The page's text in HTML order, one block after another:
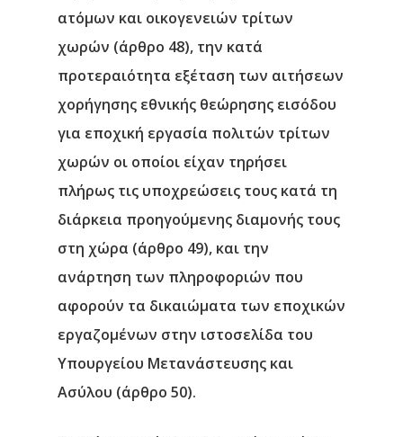
ατόμων και οικογενειών τρίτων
χωρών (άρθρο 48), την κατά
προτεραιότητα εξέταση των αιτήσεων
χορήγησης εθνικής θεώρησης εισόδου
για εποχική εργασία πολιτών τρίτων
χωρών οι οποίοι είχαν τηρήσει
πλήρως τις υποχρεώσεις τους κατά τη
διάρκεια προηγούμενης διαμονής τους
στη χώρα (άρθρο 49), και την
ανάρτηση των πληροφοριών που
αφορούν τα δικαιώματα των εποχικών
εργαζομένων στην ιστοσελίδα του
Υπουργείου Μετανάστευσης και
Ασύλου (άρθρο 50).